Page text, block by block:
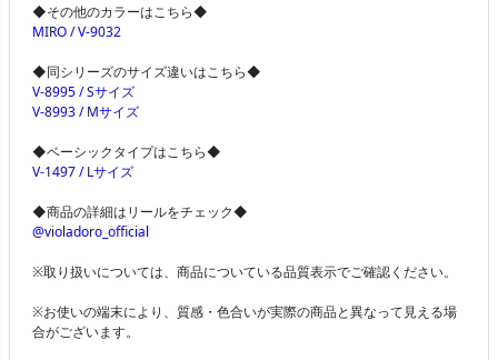
◆その他のカラーはこちら◆
MIRO / V-9032
◆同シリーズのサイズ違いはこちら◆
V-8995 / Sサイズ
V-8993 / Mサイズ
◆ベーシックタイプはこちら◆
V-1497 / Lサイズ
◆商品の詳細はリールをチェック◆
@violadoro_official
※取り扱いについては、商品についている品質表示でご確認ください。
※お使いの端末により、質感・色合いが実際の商品と異なって見える場
合がございます。